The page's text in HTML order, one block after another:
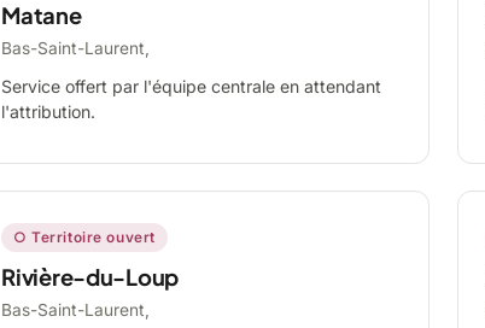
Matane
Bas-Saint-Laurent,
Service offert par l'équipe centrale en attendant
l'attribution.
○ Territoire ouvert
Rivière-du-Loup
Bas-Saint-Laurent,